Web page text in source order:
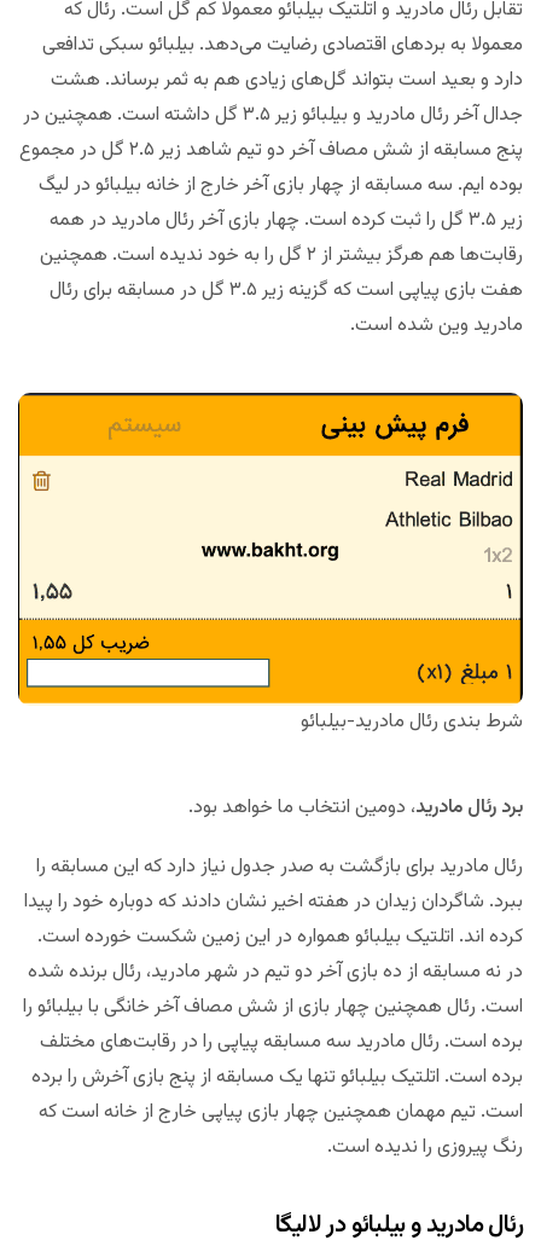
تقابل رئال مادرید و اتلتیک بیلبائو معمولا کم گل است. رئال که
معمولا به بردهای اقتصادی رضایت می‌دهد. بیلبائو سبکی تدافعی
دارد و بعید است بتواند گل‌های زیادی هم به ثمر برساند. هشت
جدال آخر رئال مادرید و بیلبائو زیر ۳.۵ گل داشته است. همچنین در
پنج مسابقه از شش مصاف آخر دو تیم شاهد زیر ۲.۵ گل در مجموع
بوده ایم. سه مسابقه از چهار بازی آخر خارج از خانه بیلبائو در لیگ
زیر ۳.۵ گل را ثبت کرده است. چهار بازی آخر رئال مادرید در همه
رقابت‌ها هم هرگز بیشتر از ۲ گل را به خود ندیده است. همچنین
هفت بازی پیاپی است که گزینه زیر ۳.۵ گل در مسابقه برای رئال
مادرید وین شده است.
شرط بندی رئال مادرید-بیلبائو
برد رئال مادرید، دومین انتخاب ما خواهد بود.
رئال مادرید برای بازگشت به صدر جدول نیاز دارد که این مسابقه را
ببرد. شاگردان زیدان در هفته اخیر نشان دادند که دوباره خود را پیدا
کرده اند. اتلتیک بیلبائو همواره در این زمین شکست خورده است.
در نه مسابقه از ده بازی آخر دو تیم در شهر مادرید، رئال برنده شده
است. رئال همچنین چهار بازی از شش مصاف آخر خانگی با بیلبائو را
برده است. رئال مادرید سه مسابقه پیاپی را در رقابت‌های مختلف
برده است. اتلتیک بیلبائو تنها یک مسابقه از پنج بازی آخرش را برده
است. تیم مهمان همچنین چهار بازی پیاپی خارج از خانه است که
رنگ پیروزی را ندیده است.
رئال مادرید و بیلبائو در لالیگا